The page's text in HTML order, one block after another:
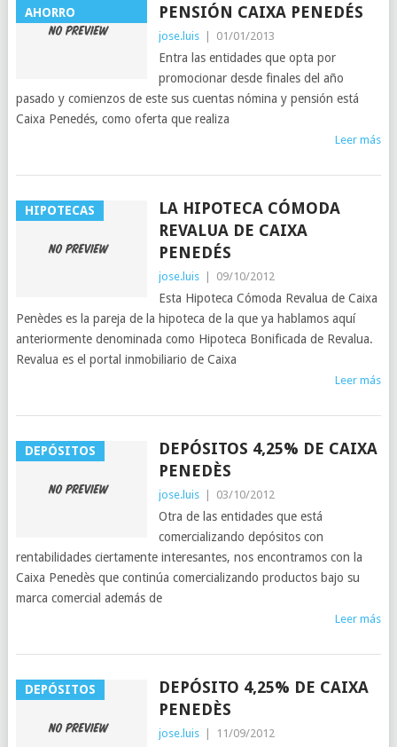
AHORRO
PENSIÓN CAIXA PENEDÉS
jose.luis 01/01/2013
Entra las entidades que opta por
promocionar desde finales del año
pasado y comienzos de este sus cuentas nómina y pensión está
Caixa Penedés, como oferta que realiza
Leer más
HIPOTECAS
LA HIPOTECA CÓMODA
REVALUA DE CAIXA
PENEDÉS
jose.luis 09/10/2012
Esta Hipoteca Cómoda Revalua de Caixa
Penèdes es la pareja de la hipoteca de la que ya hablamos aquí
anteriormente denominada como Hipoteca Bonificada de Revalua.
Revalua es el portal inmobiliario de Caixa
Leer más
DEPÓSITOS
DEPÓSITOS 4,25% DE CAIXA
PENEDÈS
jose.luis 03/10/2012
Otra de las entidades que está
comercializando depósitos con
rentabilidades ciertamente interesantes, nos encontramos con la
Caixa Penedès que continúa comercializando productos bajo su
marca comercial además de
Leer más
DEPÓSITOS
DEPÓSITO 4,25% DE CAIXA
PENEDÈS
jose.luis 11/09/2012